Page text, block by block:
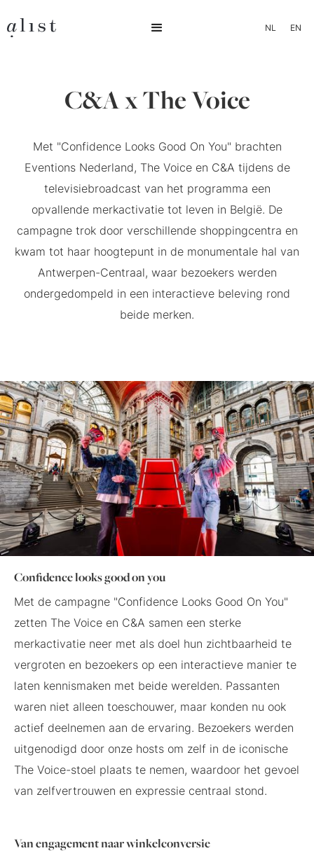
NL EN
C&A x The Voice
Met "Confidence Looks Good On You" brachten
Eventions Nederland, The Voice en C&A tijdens de
televisiebroadcast van het programma een
opvallende merkactivatie tot leven in België. De
campagne trok door verschillende shoppingcentra en
kwam tot haar hoogtepunt in de monumentale hal van
Antwerpen-Centraal, waar bezoekers werden
ondergedompeld in een interactieve beleving rond
beide merken.
Confidence looks good on you
Met de campagne "Confidence Looks Good On You"
zetten The Voice en C&A samen een sterke
merkactivatie neer met als doel hun zichtbaarheid te
vergroten en bezoekers op een interactieve manier te
laten kennismaken met beide werelden. Passanten
waren niet alleen toeschouwer, maar konden nu ook
actief deelnemen aan de ervaring. Bezoekers werden
uitgenodigd door onze hosts om zelf in de iconische
The Voice-stoel plaats te nemen, waardoor het gevoel
van zelfvertrouwen en expressie centraal stond.
Van engagement naar winkelconversie